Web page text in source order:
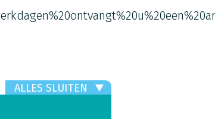
ALLES SLUITEN